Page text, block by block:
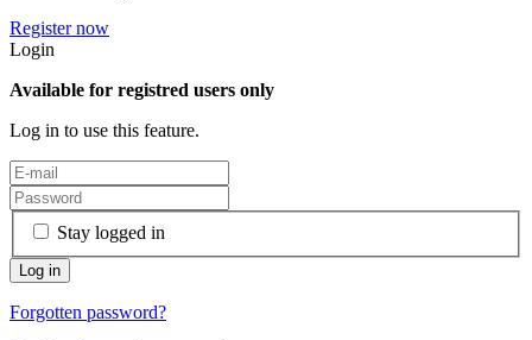
Register now
Login
Available for registred users only
Log in to use this feature.
Stay logged in
Forgotten password?